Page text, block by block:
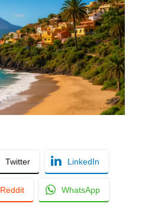
Twitter LinkedIn
Reddit WhatsApp